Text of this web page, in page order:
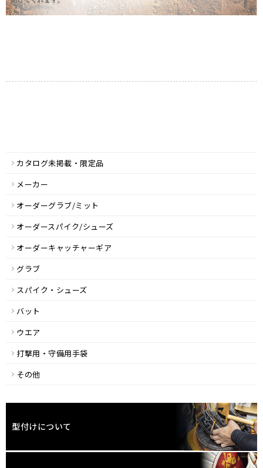
カタログ未掲載・限定品
メーカー
オーダーグラブ/ミット
オーダースパイク/シューズ
オーダーキャッチャーギア
グラブ
スパイク・シューズ
バット
ウエア
打撃用・守備用手袋
その他
型付けについて